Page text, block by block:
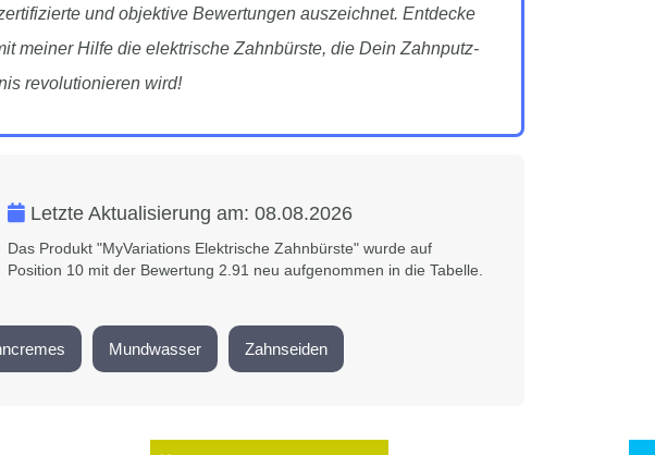
und objektive Bewertungen auszeichnet. Entdecke
meiner Hilfe die elektrische Zahnbürste, die Dein Zahnputz-
revolutionieren wird!
Letzte Aktualisierung am:08.08.2026
Das Produkt "MyVariations Elektrische Zahnbürste" wurde auf
Position 10 mit der Bewertung 2.91 neu aufgenommen in die Tabelle.
Mundwasser Zahnseiden